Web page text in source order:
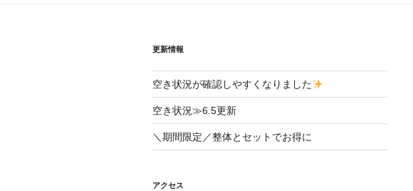
ョ
ン
更新情報
空き状況が確認しやすくなりました
空き状況≫6.5更新
＼期間限定／整体とセットでお得に
アクセス